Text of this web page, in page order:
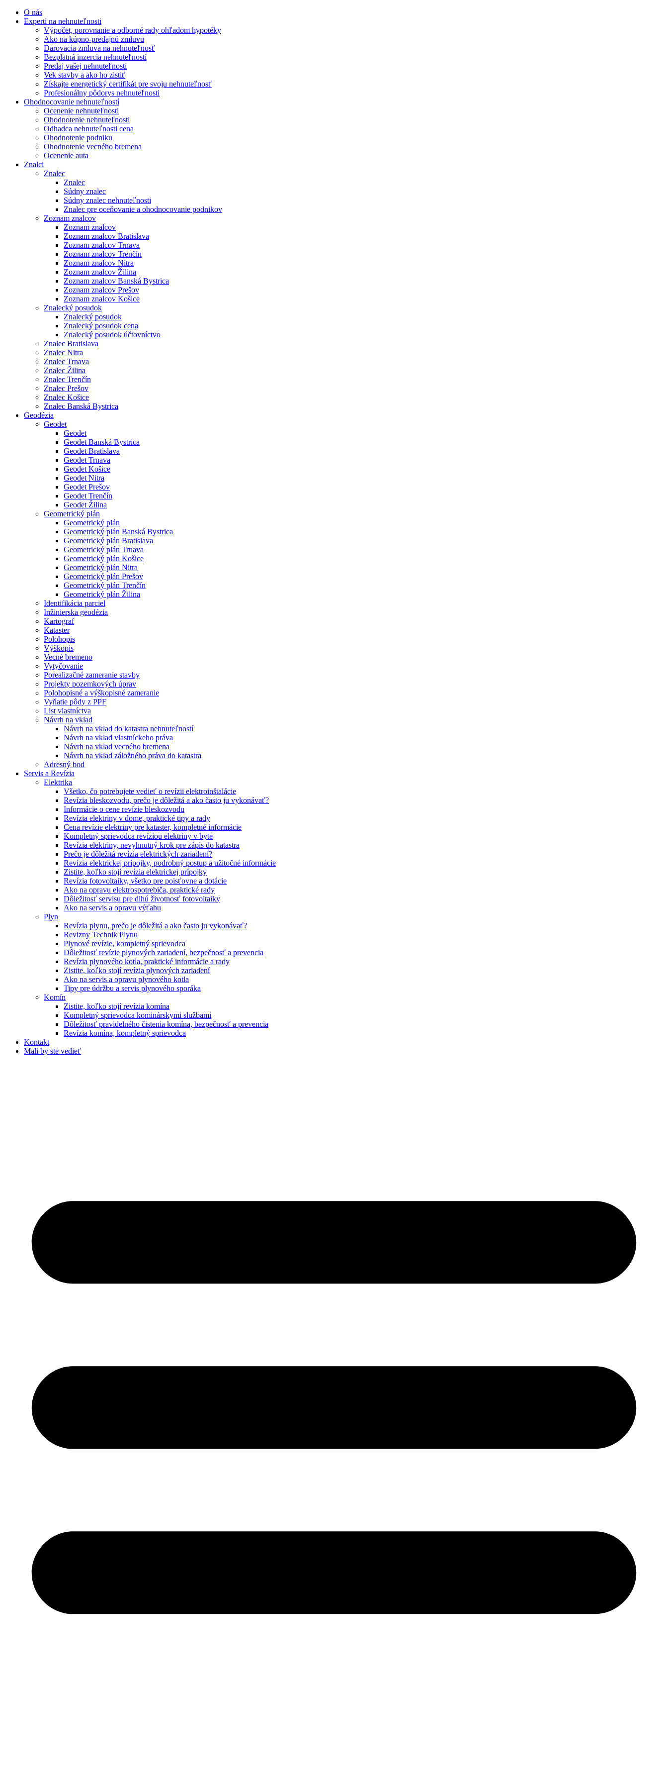
PreskočiťO nás
Experti na nehnuteľnosti
Výpočet, porovnanie a odborné rady ohľadom hypotéky
Ako na kúpno-predajnú zmluvu
Darovacia zmluva na nehnuteľnosť
Bezplatná inzercia nehnuteľností
Predaj vašej nehnuteľnosti
Vek stavby a ako ho zistiť
Získajte energetický certifikát pre svoju nehnuteľnosť
Profesionálny pôdorys nehnuteľnosti
Ohodnocovanie nehnuteľností
Ocenenie nehnuteľnosti
Ohodnotenie nehnuteľnosti
Odhadca nehnuteľnosti cena
Ohodnotenie podniku
Ohodnotenie vecného bremena
Ocenenie auta
Znalci
Znalec
Znalec
Súdny znalec
Súdny znalec nehnuteľnosti
Znalec pre oceňovanie a ohodnocovanie podnikov
Zoznam znalcov
Zoznam znalcov
Zoznam znalcov Bratislava
Zoznam znalcov Trnava
Zoznam znalcov Trenčín
Zoznam znalcov Nitra
Zoznam znalcov Žilina
Zoznam znalcov Banská Bystrica
Zoznam znalcov Prešov
Zoznam znalcov Košice
Znalecký posudok
Znalecký posudok
Znalecký posudok cena
Znalecký posudok účtovníctvo
Znalec Bratislava
Znalec Nitra
Znalec Trnava
Znalec Žilina
Znalec Trenčín
Znalec Prešov
Znalec Košice
Znalec Banská Bystrica
Geodézia
Geodet
Geodet
Geodet Banská Bystrica
Geodet Bratislava
Geodet Trnava
Geodet Košice
Geodet Nitra
Geodet Prešov
Geodet Trenčín
Geodet Žilina
Geometrický plán
Geometrický plán
Geometrický plán Banská Bystrica
Geometrický plán Bratislava
Geometrický plán Trnava
Geometrický plán Košice
Geometrický plán Nitra
Geometrický plán Prešov
Geometrický plán Trenčín
Geometrický plán Žilina
Identifikácia parciel
Inžinierska geodézia
Kartograf
Kataster
Polohopis
Výškopis
Vecné bremeno
Vytyčovanie
Porealizačné zameranie stavby
Projekty pozemkových úprav
Polohopisné a výškopisné zameranie
Vyňatie pôdy z PPF
List vlastníctva
Návrh na vklad
Návrh na vklad do katastra nehnuteľností
Návrh na vklad vlastníckeho práva
Návrh na vklad vecného bremena
Návrh na vklad záložného práva do katastra
Adresný bod
Servis a Revízia
Elektrika
Všetko, čo potrebujete vedieť o revízii elektroinštalácie
Revízia bleskozvodu, prečo je dôležitá a ako často ju vykonávať?
Informácie o cene revízie bleskozvodu
Revízia elektriny v dome, praktické tipy a rady
Cena revízie elektriny pre kataster, kompletné informácie
Kompletný sprievodca revíziou elektriny v byte
Revízia elektriny, nevyhnutný krok pre zápis do katastra
Prečo je dôležitá revízia elektrických zariadení?
Revízia elektrickej prípojky, podrobný postup a užitočné informácie
Zistite, koľko stojí revízia elektrickej prípojky
Revízia fotovoltaiky, všetko pre poisťovne a dotácie
Ako na opravu elektrospotrebiča, praktické rady
Dôležitosť servisu pre dlhú životnosť fotovoltaiky
Ako na servis a opravu výťahu
Plyn
Revízia plynu, prečo je dôležitá a ako často ju vykonávať?
Revizny Technik Plynu
Plynové revízie, kompletný sprievodca
Dôležitosť revízie plynových zariadení, bezpečnosť a prevencia
Revízia plynového kotla, praktické informácie a rady
Zistite, koľko stojí revízia plynových zariadení
Ako na servis a opravu plynového kotla
Tipy pre údržbu a servis plynového sporáka
Komín
Zistite, koľko stojí revízia komína
Kompletný sprievodca kominárskymi službami
Dôležitosť pravidelného čistenia komína, bezpečnosť a prevencia
Revízia komína, kompletný sprievodca
Kontakt
Mali by ste vedieť